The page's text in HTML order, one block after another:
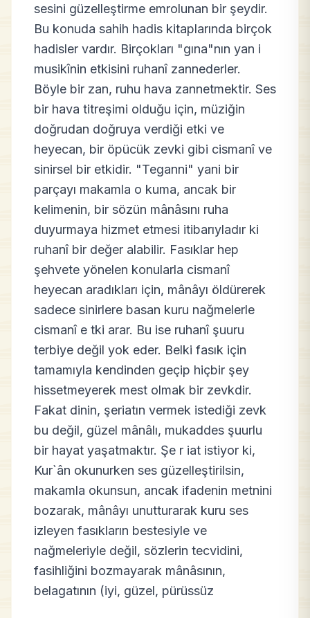
sesini güzelleştirme emrolunan bir şeydir.
Bu konuda sahih hadis kitaplarında birçok
hadisler vardır. Birçokları "gına"nın yan i
musikînin etkisini ruhanî zannederler.
Böyle bir zan, ruhu hava zannetmektir. Ses
bir hava titreşimi olduğu için, müziğin
doğrudan doğruya verdiği etki ve
heyecan, bir öpücük zevki gibi cismanî ve
sinirsel bir etkidir. "Teganni" yani bir
parçayı makamla o kuma, ancak bir
kelimenin, bir sözün mânâsını ruha
duyurmaya hizmet etmesi itibarıyladır ki
ruhanî bir değer alabilir. Fasıklar hep
şehvete yönelen konularla cismanî
heyecan aradıkları için, mânâyı öldürerek
sadece sinirlere basan kuru nağmelerle
cismanî e tki arar. Bu ise ruhanî şuuru
terbiye değil yok eder. Belki fasık için
tamamıyla kendinden geçip hiçbir şey
hissetmeyerek mest olmak bir zevkdir.
Fakat dinin, şeriatın vermek istediği zevk
bu değil, güzel mânâlı, mukaddes şuurlu
bir hayat yaşatmaktır. Şe r iat istiyor ki,
Kur`ân okunurken ses güzelleştirilsin,
makamla okunsun, ancak ifadenin metnini
bozarak, mânâyı unutturarak kuru ses
izleyen fasıkların bestesiyle ve
nağmeleriyle değil, sözlerin tecvidini,
fasihliğini bozmayarak mânâsının,
belagatının (iyi, güzel, pürüssüz